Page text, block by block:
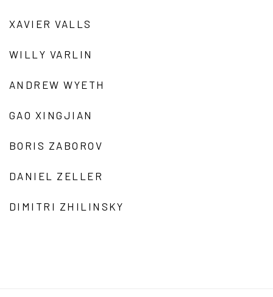
XAVIER VALLS
WILLY VARLIN
ANDREW WYETH
GAO XINGJIAN
BORIS ZABOROV
DANIEL ZELLER
DIMITRI ZHILINSKY